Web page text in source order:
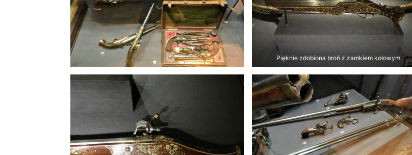
Pięknie zdobiona broń z zamkiem kołowym